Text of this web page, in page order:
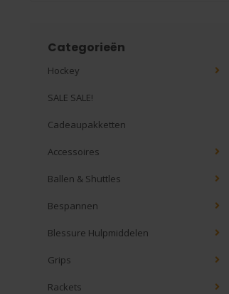
Categorieën
Hockey
SALE SALE!
Cadeaupakketten
Accessoires
Ballen & Shuttles
Bespannen
Blessure Hulpmiddelen
Grips
Rackets